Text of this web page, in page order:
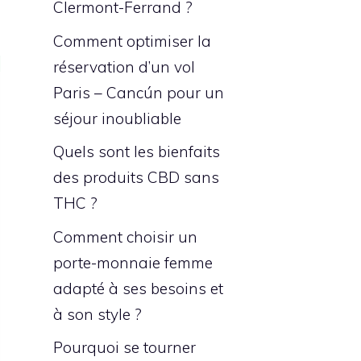
Clermont-Ferrand ?
Comment optimiser la
réservation d’un vol
Paris – Cancún pour un
séjour inoubliable
Quels sont les bienfaits
des produits CBD sans
THC ?
Comment choisir un
porte-monnaie femme
adapté à ses besoins et
à son style ?
Pourquoi se tourner